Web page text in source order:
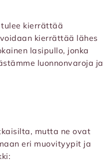
kierrättää
kierrättää lähes
lasipullo, jonka
luonnonvaroja ja
mutta ne ovat
eri muovityypit ja